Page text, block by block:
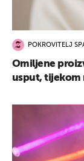
POKROVITELJ
Omiljene
usput, tijekom